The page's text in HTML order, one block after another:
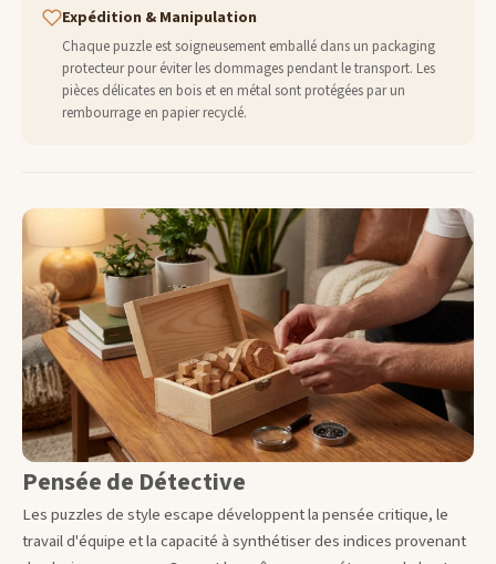
Expédition & Manipulation
Chaque puzzle est soigneusement emballé dans un packaging
protecteur pour éviter les dommages pendant le transport. Les
pièces délicates en bois et en métal sont protégées par un
rembourrage en papier recyclé.
Pensée de Détective
Les puzzles de style escape développent la pensée critique, le
travail d'équipe et la capacité à synthétiser des indices provenant